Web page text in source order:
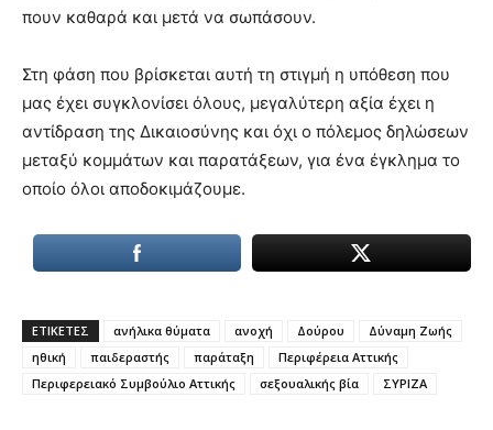
πουν καθαρά και μετά να σωπάσουν.
Στη φάση που βρίσκεται αυτή τη στιγμή η υπόθεση που
μας έχει συγκλονίσει όλους, μεγαλύτερη αξία έχει η
αντίδραση της Δικαιοσύνης και όχι ο πόλεμος δηλώσεων
μεταξύ κομμάτων και παρατάξεων, για ένα έγκλημα το
οποίο όλοι αποδοκιμάζουμε.
ΕΤΙΚΕΤΕΣ ανήλικα θύματα ανοχή Δούρου
Δύναμη Ζωής
ηθική
παιδεραστής παράταξη
Περιφέρεια Αττικής
Περιφερειακό Συμβούλιο Αττικής
σεξουαλικής βία ΣΥΡΙΖΑ